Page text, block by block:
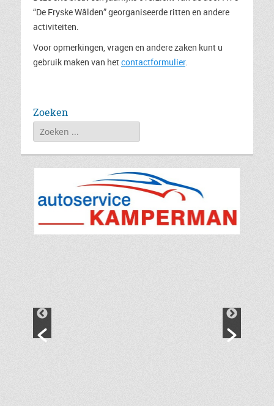
“De Fryske Wâlden” georganiseerde ritten en andere
activiteiten.
Voor opmerkingen, vragen en andere zaken kunt u
gebruik maken van hetcontactformulier.
Zoeken
Zoeken
naar: